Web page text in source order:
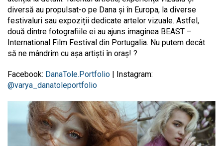
diversă au propulsat-o pe Dana și în Europa, la diverse
festivaluri sau expoziții dedicate artelor vizuale. Astfel,
două dintre fotografiile ei au ajuns imaginea BEAST –
International Film Festival din Portugalia. Nu putem decât
să ne mândrim cu așa artiști în oraș! ?
Facebook: DanaTole.Portfolio | Instagram:
@varya_danatoleportfolio